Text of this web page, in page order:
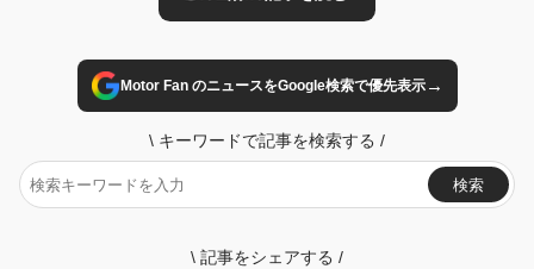
Motor Fan のニュースをGoogle検索で優先表示→
\ キーワードで記事を検索する /
検索
\ 記事をシェアする /